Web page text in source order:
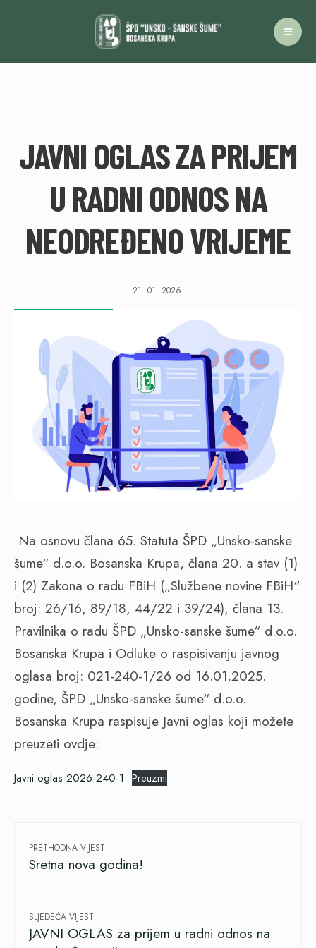
JAVNI OGLAS ZA PRIJEM
U RADNI ODNOS NA
NEODREĐENO VRIJEME
21. 01. 2026.
Na osnovu člana 65. Statuta ŠPD „Unsko-sanske
šume“ d.o.o. Bosanska Krupa, člana 20. a stav (1)
i (2) Zakona o radu FBiH („Službene novine FBiH“
broj: 26/16, 89/18, 44/22 i 39/24), člana 13.
Pravilnika o radu ŠPD „Unsko-sanske šume“ d.o.o.
Bosanska Krupa i Odluke o raspisivanju javnog
oglasa broj: 021-240-1/26 od 16.01.2025.
godine, ŠPD „Unsko-sanske šume“ d.o.o.
Bosanska Krupa raspisuje Javni oglas koji možete
preuzeti ovdje:
Javni oglas 2026-240-1 Preuzmi
PRETHODNA VIJEST
Sretna nova godina!
SLJEDEĆA VIJEST
JAVNI OGLAS za prijem u radni odnos na